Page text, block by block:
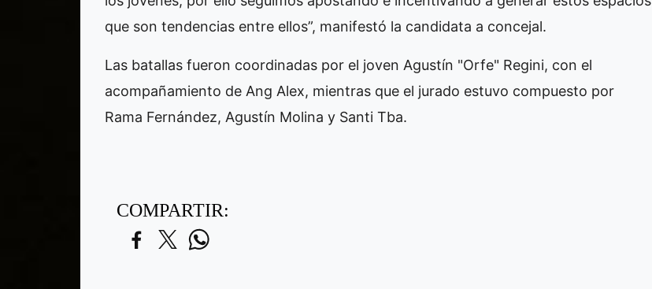
que son tendencias entre ellos”, manifestó la candidata a concejal.
Las batallas fueron coordinadas por el joven Agustín "Orfe" Regini, con el
acompañamiento de Ang Alex, mientras que el jurado estuvo compuesto por
Rama Fernández, Agustín Molina y Santi Tba.
COMPARTIR: